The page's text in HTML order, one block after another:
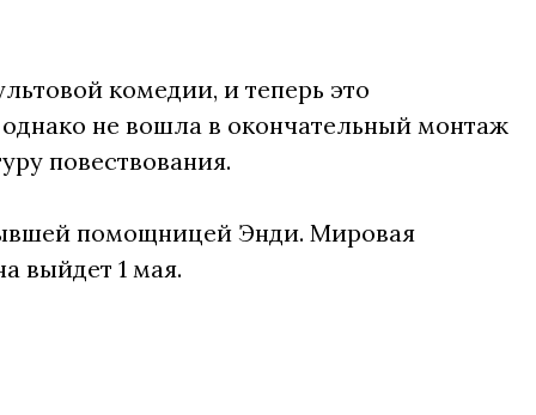
комедии, и теперь это
не вошла в окончательный монтаж
повествования.
помощницей Энди. Мировая
выйдет 1 мая.